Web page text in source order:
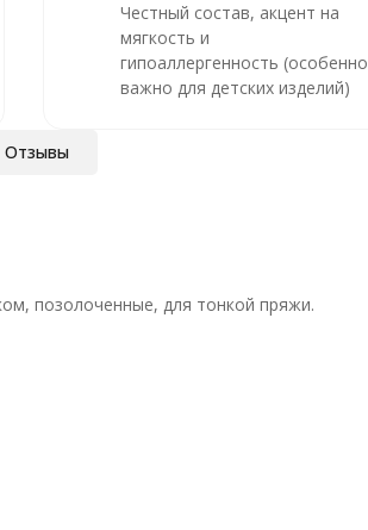
Честный состав, акцент на
мягкость и
гипоаллергенность (особенно
важно для детских изделий)
Отзывы
позолоченные, для тонкой пряжи.